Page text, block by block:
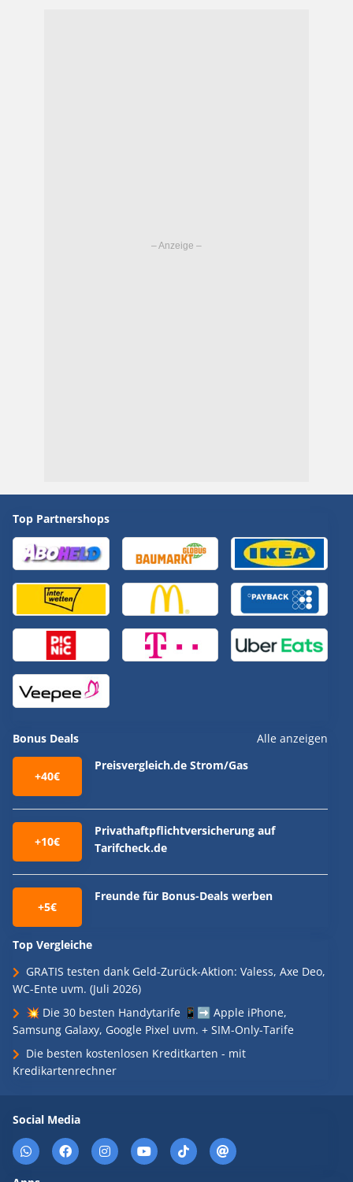
Top Partnershops
Bonus Deals Alle anzeigen
+40€
Preisvergleich.de Strom/Gas
+10€
Privathaftpflichtversicherung auf
Tarifcheck.de
+5€
Freunde für Bonus-Deals werben
Top Vergleiche
GRATIS testen dank Geld-Zurück-Aktion: Valess, Axe Deo,
WC-Ente uvm. (Juli 2026)
💥 Die 30 besten Handytarife 📱➡️ Apple iPhone,
Samsung Galaxy, Google Pixel uvm. + SIM-Only-Tarife
Die besten kostenlosen Kreditkarten - mit
Kredikartenrechner
Social Media